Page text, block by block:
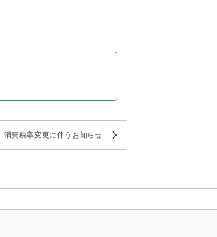
消費税率変更に伴うお知らせ